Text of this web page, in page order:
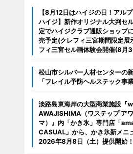
【8月12日はハイジの日！アル
ハイジ】新作オリジナル大判セ
定でハイジクラブ通販ショップ
売予定(クレフィ三宮期間限定展
フィ三宮セル画体験会開催(8月
松山市シルバー人材センターの
「フレイル予防ヘルステック事
淡路島東海岸の大型商業施設『
AWAJISHIMA（ワステップ ア
マ）』内「かき氷」専門店「
CASUAL」から、かき氷新メニュ
2026年8月8日（土）提供開始！